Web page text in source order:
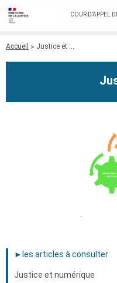
COUR D'APPEL
Fil
Accueil Justice et ...
►les articles à consulter
Justice et numérique